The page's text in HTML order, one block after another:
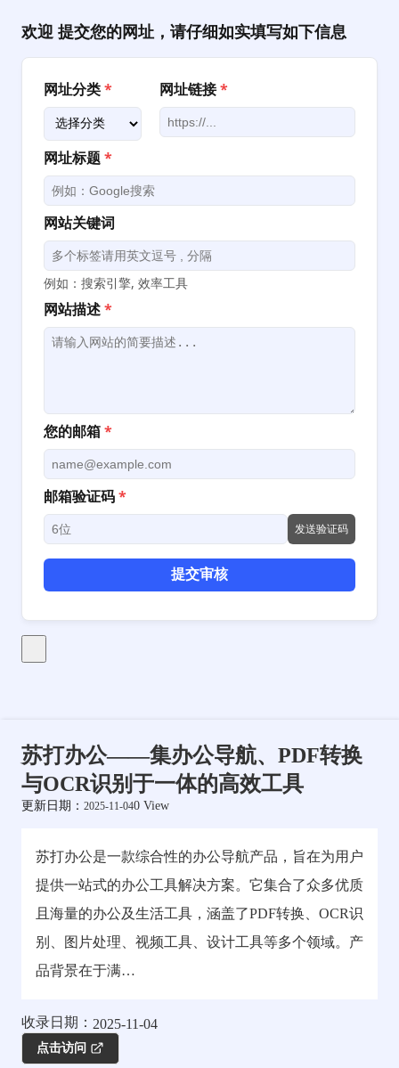
欢迎 提交您的网址，请仔细如实填写如下信息
网址分类* 网址链接*
网址标题*
网站关键词
例如：搜索引擎, 效率工具
网站描述*
您的邮箱*
邮箱验证码*
发送验证码
提交审核
苏打办公——集办公导航、PDF转换
与OCR识别于一体的高效工具
更新日期： 2025-11-040 View
苏打办公是一款综合性的办公导航产品，旨在为用户
提供一站式的办公工具解决方案。它集合了众多优质
且海量的办公及生活工具，涵盖了PDF转换、OCR识
别、图片处理、视频工具、设计工具等多个领域。产
品背景在于满…
收录日期： 2025-11-04
点击访问